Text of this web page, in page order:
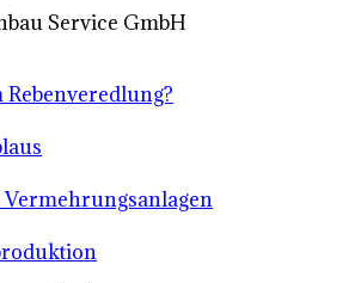
Service GmbH
Vermehrungsanlagen